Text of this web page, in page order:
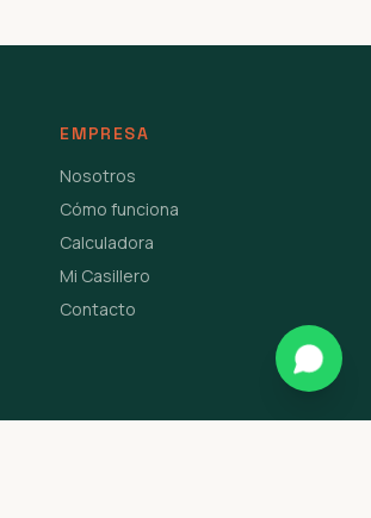
EMPRESA
Nosotros
Cómo funciona
Calculadora
Mi Casillero
Contacto